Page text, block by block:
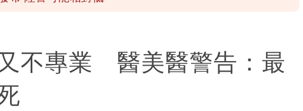
變強」 路徑分歧藏警訊：不利強度維持
不專業 醫美醫警告：最